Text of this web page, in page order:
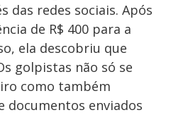
das redes sociais. Após
de R$ 400 para a
ela descobriu que
golpistas não só se
como também
documentos enviados